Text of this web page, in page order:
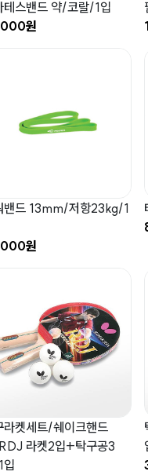
테스밴드 약/코랄/1입
원
밴드 13mm/저항23kg/1
원
라켓세트/쉐이크핸드
라켓2입+탁구공3
입